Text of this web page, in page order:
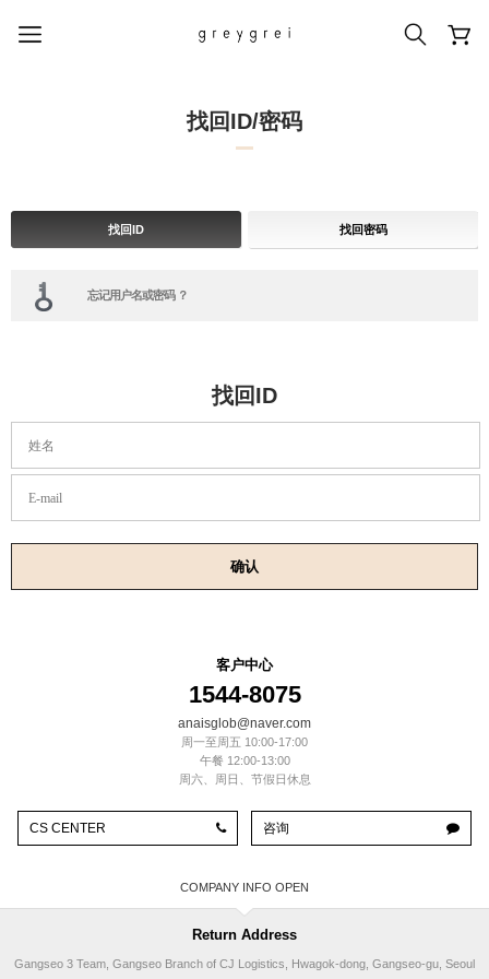
#신상5%할인 #아나이스 제작
找回ID/密码
找回ID 找回密码
忘记用户名或密码 ？
找回ID
姓名
E-mail
确认
客户中心
1544-8075
anaisglob@naver.com
周一至周五 10:00-17:00
午餐 12:00-13:00
周六、周日、节假日休息
CS CENTER 咨询
COMPANY INFO
Return Address
Gangseo 3 Team, Gangseo Branch of CJ Logistics, Hwagok-dong, Gangseo-gu, Seoul